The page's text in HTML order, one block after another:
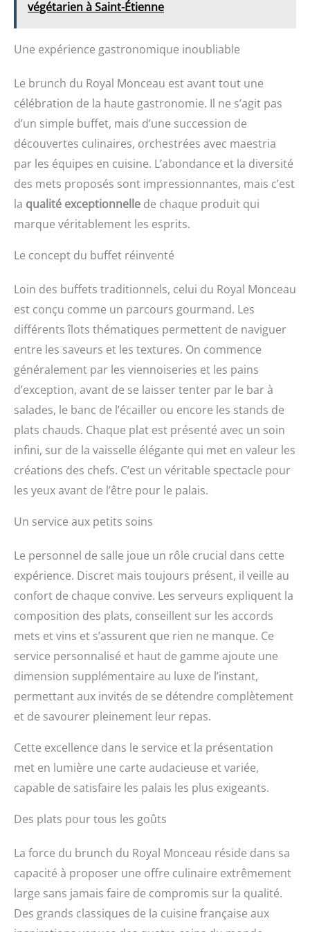
végétarien à Saint-Étienne
Une expérience gastronomique inoubliable
Le brunch du Royal Monceau est avant tout une
célébration de la haute gastronomie. Il ne s’agit pas
d’un simple buffet, mais d’une succession de
découvertes culinaires, orchestrées avec maestria
par les équipes en cuisine. L’abondance et la diversité
des mets proposés sont impressionnantes, mais c’est
la qualité exceptionnelle de chaque produit qui
marque véritablement les esprits.
Le concept du buffet réinventé
Loin des buffets traditionnels, celui du Royal Monceau
est conçu comme un parcours gourmand. Les
différents îlots thématiques permettent de naviguer
entre les saveurs et les textures. On commence
généralement par les viennoiseries et les pains
d’exception, avant de se laisser tenter par le bar à
salades, le banc de l’écailler ou encore les stands de
plats chauds. Chaque plat est présenté avec un soin
infini, sur de la vaisselle élégante qui met en valeur les
créations des chefs. C’est un véritable spectacle pour
les yeux avant de l’être pour le palais.
Un service aux petits soins
Le personnel de salle joue un rôle crucial dans cette
expérience. Discret mais toujours présent, il veille au
confort de chaque convive. Les serveurs expliquent la
composition des plats, conseillent sur les accords
mets et vins et s’assurent que rien ne manque. Ce
service personnalisé et haut de gamme ajoute une
dimension supplémentaire au luxe de l’instant,
permettant aux invités de se détendre complètement
et de savourer pleinement leur repas.
Cette excellence dans le service et la présentation
met en lumière une carte audacieuse et variée,
capable de satisfaire les palais les plus exigeants.
Des plats pour tous les goûts
La force du brunch du Royal Monceau réside dans sa
capacité à proposer une offre culinaire extrêmement
large sans jamais faire de compromis sur la qualité.
Des grands classiques de la cuisine française aux